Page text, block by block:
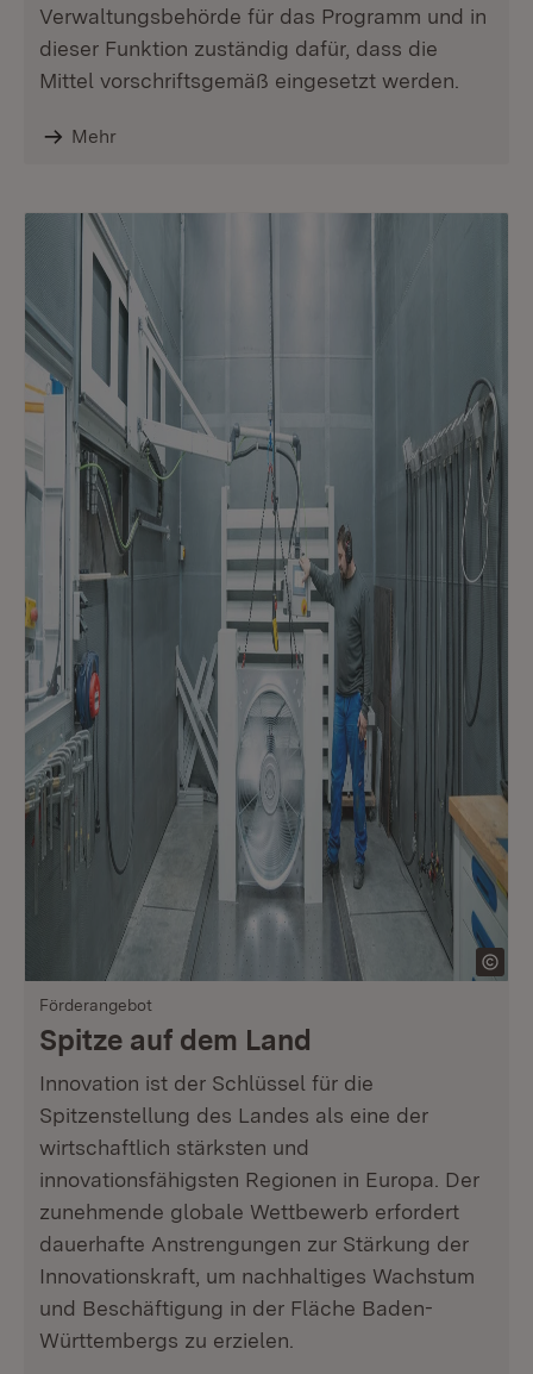
Verwaltungsbehörde für das Programm und in
dieser Funktion zuständig dafür, dass die
Mittel vorschriftsgemäß eingesetzt werden.
Mehr
Förderangebot
Spitze auf dem Land
Innovation ist der Schlüssel für die
Spitzenstellung des Landes als eine der
wirtschaftlich stärksten und
innovationsfähigsten Regionen in Europa. Der
zunehmende globale Wettbewerb erfordert
dauerhafte Anstrengungen zur Stärkung der
Innovationskraft, um nachhaltiges Wachstum
und Beschäftigung in der Fläche Baden-
Württembergs zu erzielen.